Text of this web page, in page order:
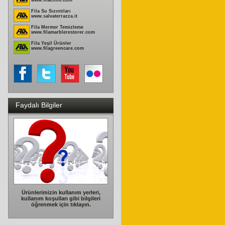
Fila Su Sızıntıları
www.salvaterrazza.it
Fila Mermer Temizleme
www.filamarblerestorer.com
Fila Yeşil Ürünler
www.filagreencare.com
Faydalı Bilgiler
Ürünlerimizin kullanım yerleri,
kullanım koşulları gibi bilgileri
öğrenmek için tıklayın.